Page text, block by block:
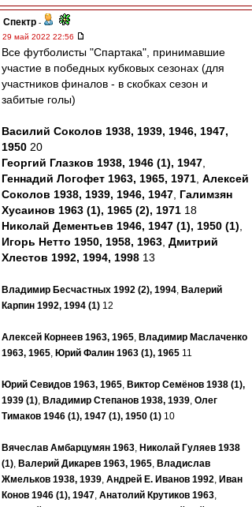
Спектр -
29 май 2022 22:56
Все футболисты "Спартака", принимавшие
участие в победных кубковых сезонах (для
участников финалов - в скобках сезон и
забитые голы)
Василий Соколов 1938, 1939, 1946, 1947,
1950 20
Георгий Глазков 1938, 1946 (1), 1947
Геннадий Логофет 1963, 1965, 1971 Алексей
Соколов 1938, 1939, 1946, 1947 Галимзян
Хусаинов 1963 (1), 1965 (2), 1971 18
Николай Дементьев 1946, 1947 (1), 1950 (1)
Игорь Нетто 1950, 1958, 1963 Дмитрий
Хлестов 1992, 1994, 1998 13
Владимир Бесчастных 1992 (2), 1994, Валерий
Карпин 1992, 1994 (1) 12
Алексей Корнеев 1963, 1965, Владимир Маслаченко
1963, 1965, Юрий Фалин 1963 (1), 1965 11
Юрий Севидов 1963, 1965, Виктор Семёнов 1938 (1),
1939 (1), Владимир Степанов 1938, 1939, Олег
Тимаков 1946 (1), 1947 (1), 1950 (1) 10
Вячеслав Амбарцумян 1963, Николай Гуляев 1938
(1), Валерий Дикарев 1963, 1965, Владислав
Жмельков 1938, 1939, Андрей Е. Иванов 1992, Иван
Конов 1946 (1), 1947, Анатолий Крутиков 1963,